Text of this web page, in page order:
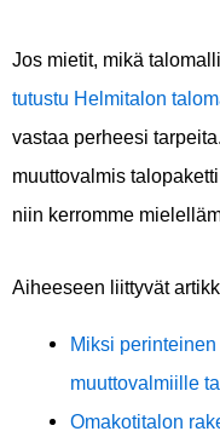
Jos mietit, mikä
tutustu Helmitalon
vastaa perheesi
muuttovalmis
niin kerromme
Aiheeseen liittyvät
Miksi
muuttovalmiille
Omakotitalon